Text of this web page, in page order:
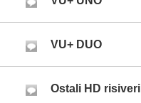
VU+ DUO
Ostali HD risiveri